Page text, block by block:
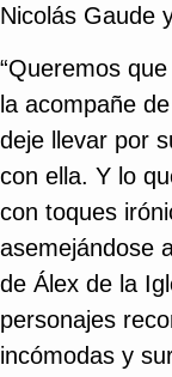
Nicolás Gaude
“Queremos
la acompañe
deje llevar por
con ella. Y lo
con toques
asemejándose
de Álex de la
personajes
incómodas y